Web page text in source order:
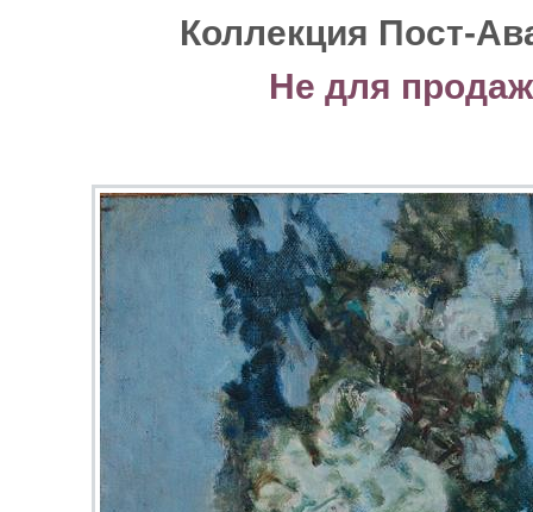
Коллекция Пост-
Не для